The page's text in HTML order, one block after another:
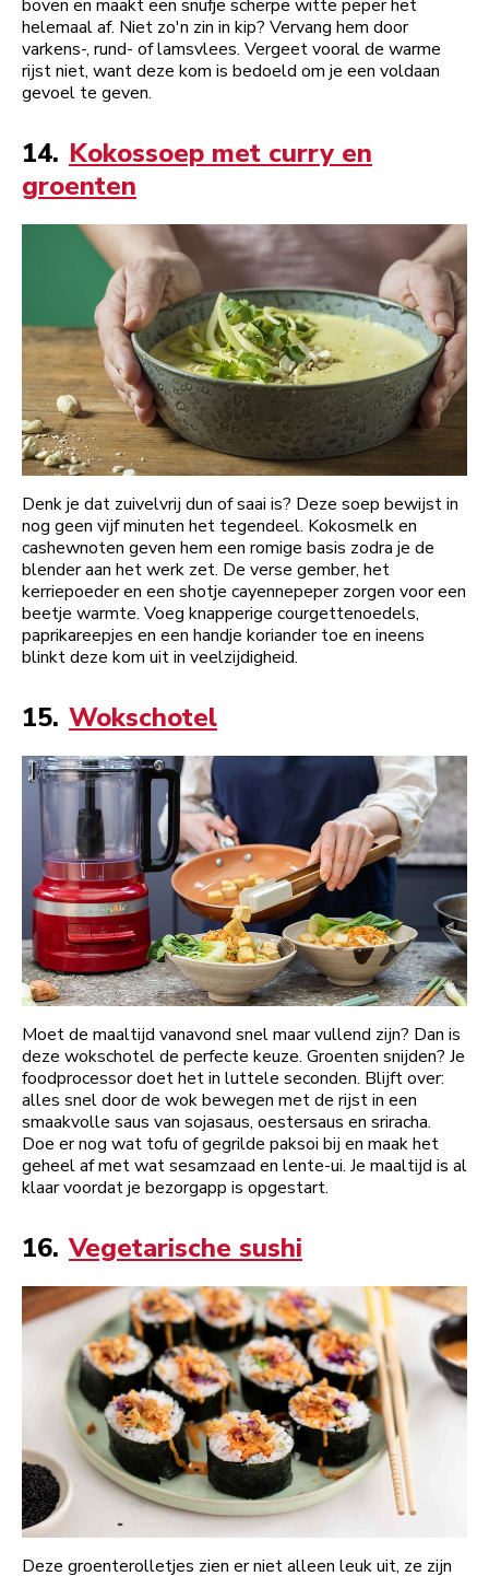
boven en maakt een snufje scherpe witte peper het
helemaal af. Niet zo'n zin in kip? Vervang hem door
varkens-, rund- of lamsvlees. Vergeet vooral de warme
rijst niet, want deze kom is bedoeld om je een voldaan
gevoel te geven.
14. Kokossoep met curry en
groenten
Denk je dat zuivelvrij dun of saai is? Deze soep bewijst in
nog geen vijf minuten het tegendeel. Kokosmelk en
cashewnoten geven hem een romige basis zodra je de
blender aan het werk zet. De verse gember, het
kerriepoeder en een shotje cayennepeper zorgen voor een
beetje warmte. Voeg knapperige courgettenoedels,
paprikareepjes en een handje koriander toe en ineens
blinkt deze kom uit in veelzijdigheid.
15. Wokschotel
Moet de maaltijd vanavond snel maar vullend zijn? Dan is
deze wokschotel de perfecte keuze. Groenten snijden? Je
foodprocessor doet het in luttele seconden. Blijft over:
alles snel door de wok bewegen met de rijst in een
smaakvolle saus van sojasaus, oestersaus en sriracha.
Doe er nog wat tofu of gegrilde paksoi bij en maak het
geheel af met wat sesamzaad en lente-ui. Je maaltijd is al
klaar voordat je bezorgapp is opgestart.
16. Vegetarische sushi
Deze groenterolletjes zien er niet alleen leuk uit, ze zijn